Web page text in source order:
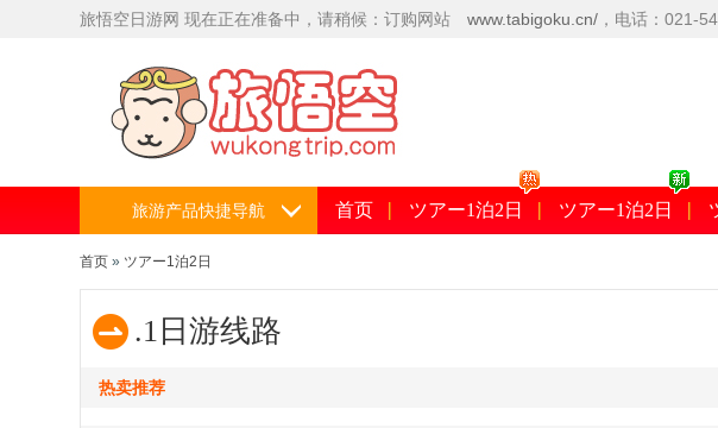
旅悟空日游网 现在正在准备中，请稍候：订购网站 www.tabigoku.cn/ ，电话：021-
旅游产品快捷导航 首页 ツアー1泊2日 ツアー1泊2日
首页 » ツアー1泊2日
.1日游线路
热卖推荐